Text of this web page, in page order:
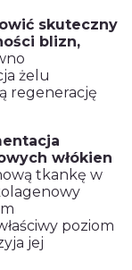
skuteczny
blizn,
żelu
regenerację
włókien
tkankę w
poziom
jej